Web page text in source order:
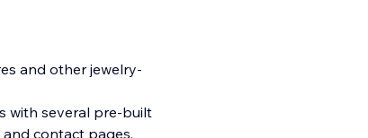
and other jewelry-
with several pre-built
contact pages.